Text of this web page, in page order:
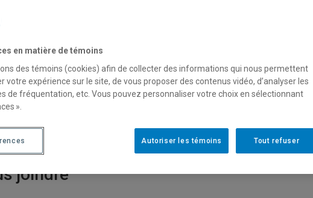
joindre
en matière de témoins
des témoins (cookies) afin de collecter des informations qui nous permettent
votre expérience sur le site, de vous proposer des contenus vidéo, d’analyser les
de fréquentation, etc. Vous pouvez personnaliser votre choix en sélectionnant
».
Tout refuser
Autoriser les témoins